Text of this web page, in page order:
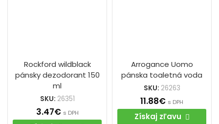
Rockford wildblack
pánsky dezodorant 150
ml
SKU: 26351
3.47€ s DPH
Arrogance Uomo
pánska toaletná voda
SKU: 26263
11.88€ s DPH
Získaj zľavu